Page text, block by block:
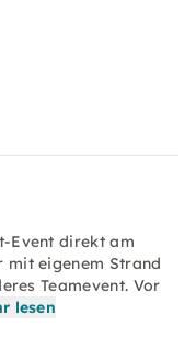
Event direkt am
mit eigenem Strand
Teamevent. Vor
lesen